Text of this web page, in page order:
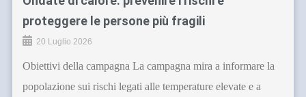
proteggere le persone più fragili
20 Luglio 2026
Obiettivi della campagna La campagna mira a informare la
popolazione sui rischi legati alle temperature elevate e a